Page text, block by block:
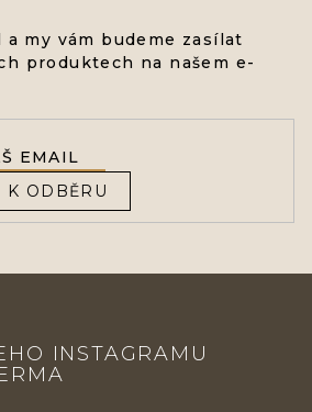
my vám budeme zasílat
produktech na našem e-
K ODBĚRU
INSTAGRAMU